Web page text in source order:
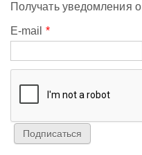
Получать уведомления
E-mail *